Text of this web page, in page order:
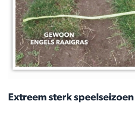
Extreem sterk speelseizoen